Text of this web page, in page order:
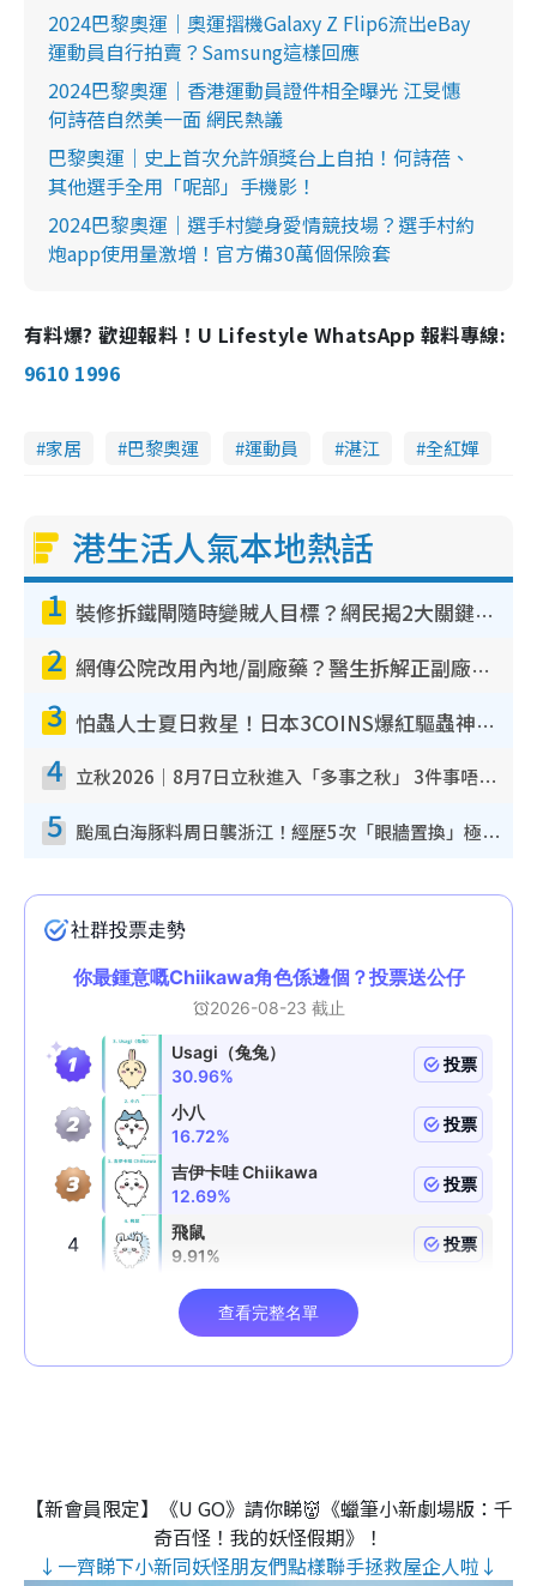
2024巴黎奧運｜奧運摺機Galaxy Z Flip6流出eBay
運動員自行拍賣？Samsung這樣回應
2024巴黎奧運｜香港運動員證件相全曝光 江旻憓
何詩蓓自然美一面 網民熱議
巴黎奧運｜史上首次允許頒獎台上自拍！何詩蓓、
其他選手全用「呢部」手機影！
2024巴黎奧運｜選手村變身愛情競技場？選手村約
炮app使用量激增！官方備30萬個保險套
有料爆? 歡迎報料！U Lifestyle WhatsApp 報料專線:
9610 1996
家居 巴黎奧運 運動員 湛江 全紅嬋
港生活人氣本地熱話
1 裝修拆鐵閘隨時變賊人目標？網民揭2大關鍵用途：裝新式等於白裝？附新舊鐵閘分別
2 網傳公院改用內地/副廠藥？醫生拆解正副廠分別 揭4類人換藥隨時出事
3 怕蟲人士夏日救星！日本3COINS爆紅驅蟲神器$45起 1招「全程免觸碰」輕鬆搞定小強
4 立秋2026｜8月7日立秋進入「多事之秋」 3件事唔做得！專家教6招開運 清枱頭／銀包納氣接好運
5 颱風白海豚料周日襲浙江！經歷5次「眼牆置換」極罕見 成登陸內地最長途颱風
【新會員限定】《U GO》請你睇👹《蠟筆小新劇場版：千
奇百怪！我的妖怪假期》！
↓一齊睇下小新同妖怪朋友們點樣聯手拯救屋企人啦↓